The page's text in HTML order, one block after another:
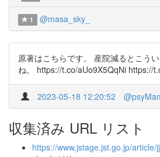
1 @masa_sky_
原著はこちらです。 産院減るとこう
ね。 https://t.co/aUo9X5QqNi https://
2023-05-18 12:20:52
収集済み URL リスト
https://www.jstage.jst.go.jp/